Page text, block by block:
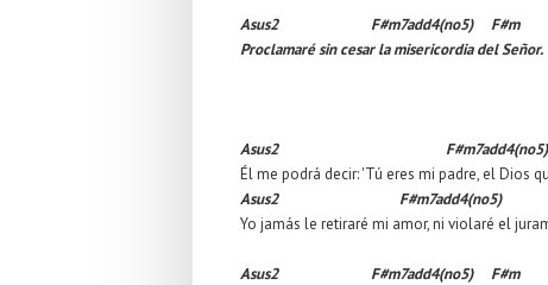
Asus2 F#m7add4(no5) F#m
Proclamaré sin cesar la misericordia del Señor.
Asus2 F#m7add4(no5)
Él me podrá decir: 'Tú eres mi padre, el Dios
Asus2
Yo jamás le retiraré mi amor, ni violaré el
Asus2 F#m7add4(no5) F#m